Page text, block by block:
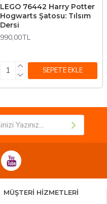
LEGO 76442 Harry Potter
Hogwarts Şatosu: Tılsım
Dersi
990,00TL
SEPETE EKLE
MÜŞTERİ HİZMETLERİ